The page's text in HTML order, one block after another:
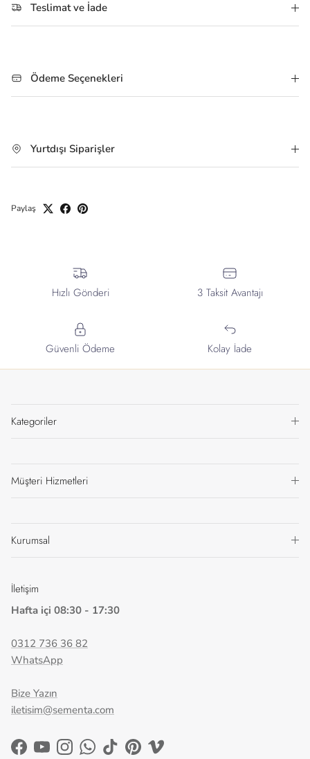
Teslimat ve İade
Ödeme Seçenekleri
Yurtdışı Siparişler
Paylaş
Hızlı Gönderi 3 Taksit Avantajı
Güvenli Ödeme Kolay İade
Kategoriler
Müşteri Hizmetleri
Kurumsal
İletişim
Hafta içi 08:30 - 17:30
0312 736 36 82
WhatsApp
Bize Yazın
iletisim@sementa.com
Facebook
YouTubeInstagramWhatsApp
TikTokPinterestVimeo